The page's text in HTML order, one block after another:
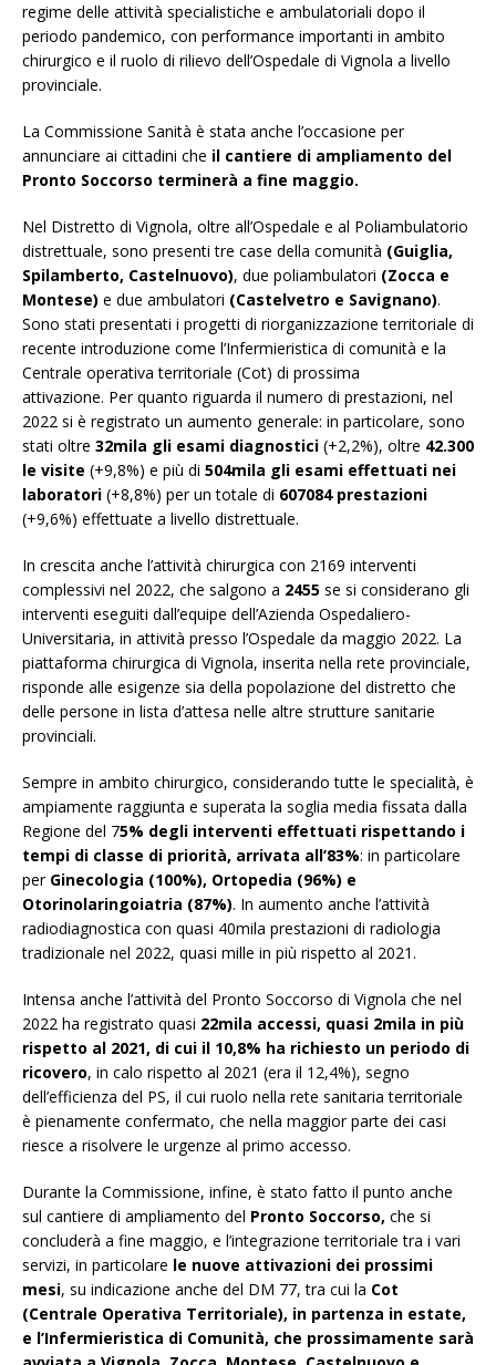
regime delle attività specialistiche e ambulatoriali dopo il
periodo pandemico, con performance importanti in ambito
chirurgico e il ruolo di rilievo dell’Ospedale di Vignola a livello
provinciale.
La Commissione Sanità è stata anche l’occasione per
annunciare ai cittadini che il cantiere di ampliamento del
Pronto Soccorso terminerà a fine maggio.
Nel Distretto di Vignola, oltre all’Ospedale e al Poliambulatorio
distrettuale, sono presenti tre case della comunità (Guiglia,
Spilamberto, Castelnuovo), due poliambulatori (Zocca e
Montese) e due ambulatori (Castelvetro e Savignano).
Sono stati presentati i progetti di riorganizzazione territoriale di
recente introduzione come l’Infermieristica di comunità e la
Centrale operativa territoriale (Cot) di prossima
attivazione. Per quanto riguarda il numero di prestazioni, nel
2022 si è registrato un aumento generale: in particolare, sono
stati oltre 32mila gli esami diagnostici (+2,2%), oltre 42.300
le visite (+9,8%) e più di 504mila gli esami effettuati nei
laboratori (+8,8%) per un totale di 607084 prestazioni
(+9,6%) effettuate a livello distrettuale.
In crescita anche l’attività chirurgica con 2169 interventi
complessivi nel 2022, che salgono a 2455 se si considerano gli
interventi eseguiti dall’equipe dell’Azienda Ospedaliero-
Universitaria, in attività presso l’Ospedale da maggio 2022. La
piattaforma chirurgica di Vignola, inserita nella rete provinciale,
risponde alle esigenze sia della popolazione del distretto che
delle persone in lista d’attesa nelle altre strutture sanitarie
provinciali.
Sempre in ambito chirurgico, considerando tutte le specialità, è
ampiamente raggiunta e superata la soglia media fissata dalla
Regione del 75% degli interventi effettuati rispettando i
tempi di classe di priorità, arrivata all’83%: in particolare
perGinecologia (100%), Ortopedia (96%) e
Otorinolaringoiatria (87%). In aumento anche l’attività
radiodiagnostica con quasi 40mila prestazioni di radiologia
tradizionale nel 2022, quasi mille in più rispetto al 2021.
Intensa anche l’attività del Pronto Soccorso di Vignola che nel
2022 ha registrato quasi 22mila accessi, quasi 2mila in più
rispetto al 2021, di cui il 10,8% ha richiesto un periodo di
ricovero, in calo rispetto al 2021 (era il 12,4%), segno
dell’efficienza del PS, il cui ruolo nella rete sanitaria territoriale
è pienamente confermato, che nella maggior parte dei casi
riesce a risolvere le urgenze al primo accesso.
Durante la Commissione, infine, è stato fatto il punto anche
sul cantiere di ampliamento del Pronto Soccorso, che si
concluderà a fine maggio, e l’integrazione territoriale tra i vari
servizi, in particolare le nuove attivazioni dei prossimi
mesi, su indicazione anche del DM 77, tra cui la Cot
(Centrale Operativa Territoriale), in partenza in estate,
e l’Infermieristica di Comunità, che prossimamente sarà